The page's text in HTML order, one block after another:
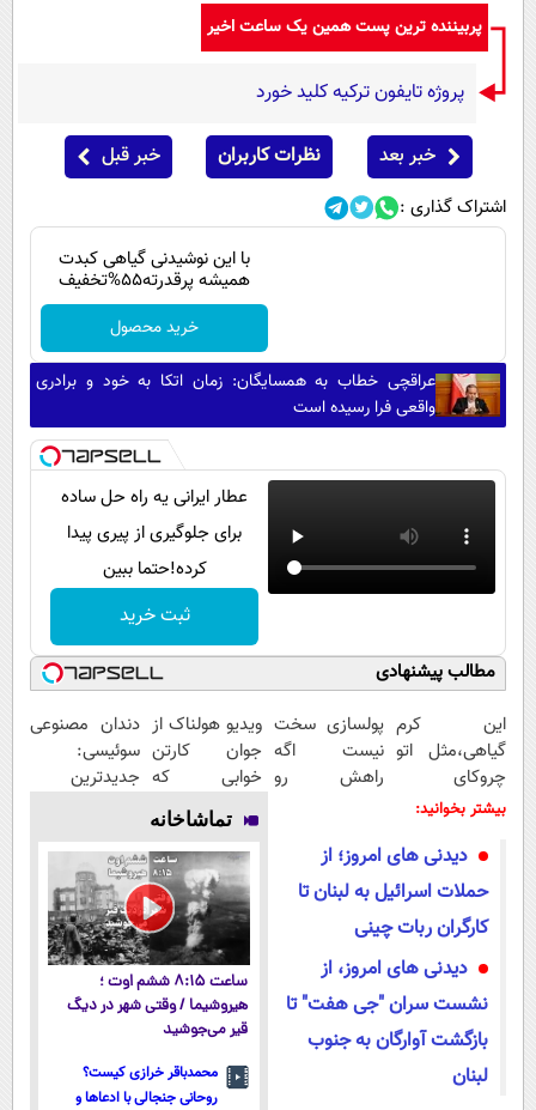
پربیننده ترین پست همین یک ساعت اخیر
پروژه تایفون ترکیه کلید خورد
خبر بعد نظرات کاربران خبر قبل
اشتراک گذاری :
با این نوشیدنی گیاهی کبدت
همیشه پرقدرته55%تخفیف
خرید محصول
عراقچی خطاب به همسایگان: زمان اتکا به خود و برادری
واقعی فرا رسیده است
عطار ایرانی یه راه حل ساده
برای جلوگیری از پیری پیدا
کرده!حتما ببین
ثبت خرید
مطالب پیشنهادی
این کرم
گیاهی،مثل اتو
چروکای
پوستتوصاف
پولسازی سخت
نیست اگه
راهش رو
ویدیو هولناک از
جوان کارتن
خوابی که
میلیاردر شد.
آموزش رایگان
دندان مصنوعی
سوئیسی:
جدیدترین
پرداخت قسطی
بیشتر بخوانید:
دیدنی های امروز؛ از
حملات اسرائیل به لبنان تا
کارگران ربات چینی
دیدنی های امروز، از
نشست سران "جی هفت" تا
بازگشت آوارگان به جنوب
لبنان
تماشاخانه
ساعت ۸:۱۵ ششم اوت ؛
هیروشیما / وقتی شهر در دیگ
قیر می‌جوشید
محمدباقر خرازی کیست؟
روحانی جنجالی با ادعاها و